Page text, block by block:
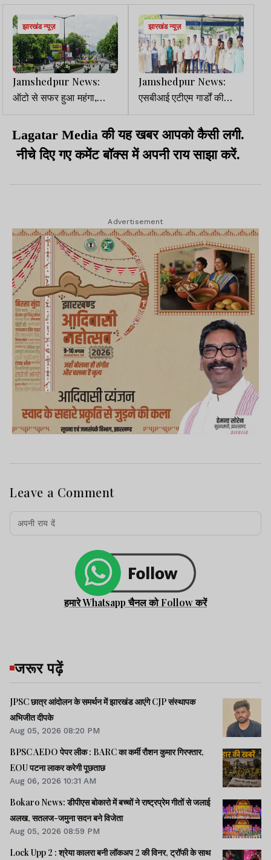
झारखंड न्यूज़
Jamshedpur News:
ऑटो से सफर हुआ महंगा,
आदित्यपुर-गम्हरिया समेत कई
रूटों पर किराया 5 रुपये बढ़ा
झारखंड न्यूज़
Jamshedpur News:
एसबीआई एटीएम गार्डों की
नौकरी पर गिरी गाज, कर्मियों ने
मांगा इंसाफ
Lagatar Media की यह खबर आपको कैसी लगी.
नीचे दिए गए कमेंट बॉक्स में अपनी राय साझा करें.
Advertisement
Leave a Comment
हमारे Whatsapp चैनल को Follow करें
जरूर पढ़ें
JPSC छात्र आंदोलन के समर्थन में झारखंड आएंगे CJP संस्थापक
अभिजीत दीपके
Aug 05, 2026 08:20 PM
BPSC AEDO पेपर लीक : BARC का कर्मी रौशन कुमार गिरफ्तार,
EOU पटना लाकर करेगी पूछताछ
Aug 06, 2026 10:31 AM
Bokaro News: डीपीएस बोकारो में बच्चों ने राष्ट्रप्रेम गीतों से जलाई
अलख, सतलज-जमुना सदन बने विजेता
Aug 05, 2026 08:59 PM
Lock Upp 2 : श्रेया कालरा बनी लॉकअप 2 की विनर, ट्रॉफी के साथ